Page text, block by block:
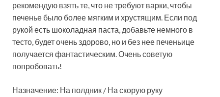
рекомендую взять те, что не требуют варки, чтобы
печенье было более мягким и хрустящим. Если под
рукой есть шоколадная паста, добавьте немного в
тесто, будет очень здорово, но и без нее печеньице
получается фантастическим. Очень советую
попробовать!
Назначение: На полдник / На скорую руку